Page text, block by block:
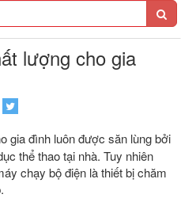
lượng cho gia
gia đình luôn được săn lùng bởi
thể thao tại nhà. Tuy nhiên
chạy bộ điện là thiết bị chăm